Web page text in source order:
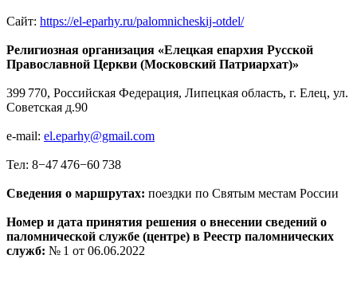
Сайт: https://el-eparhy.ru/palomnicheskij-otdel/
Религиозная организация «Елецкая епархия Русской
Православной Церкви (Московский Патриархат)»
399 770, Российская Федерация, Липецкая область, г. Елец, ул.
Советская д.90
e-mail: el.eparhy@gmail.com
Тел: 8−47 476−60 738
Сведения о маршрутах: поездки по Святым местам России
Номер и дата принятия решения о внесении сведений о
паломнической службе (центре) в Реестр паломнических
служб: № 1 от 06.06.2022